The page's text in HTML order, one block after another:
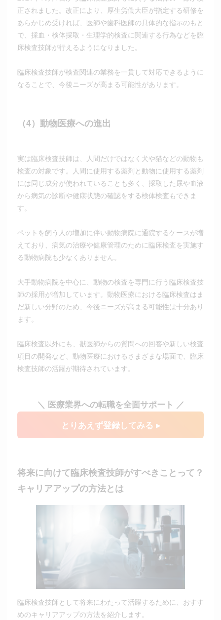
正されました。改正により、厚生労働大臣が指定する研修を
あらかじめ受ければ、医師や歯科医師の具体的な指示のもと
で、採血・検体採取・生理学的検査に関連する行為などを臨
床検査技師が行えるようになりました。
臨床検査技師が検査関連の業務を一貫して対応できるように
なることで、今後ニーズが高まる可能性があります。
（4）動物医療への進出
実は臨床検査技師は、人間だけではなく犬や猫などの動物も
検査の対象です。人間に使用する薬剤と動物に使用する薬剤
には同じ成分が使われていることも多く、採取した尿や血液
から病気の診断や健康状態の確認をする検体検査もできま
す。
ペットを飼う人の増加に伴い動物病院に通院するケースが増
えており、病気の治療や健康管理のために臨床検査を実施す
る動物病院も少なくありません。
大手動物病院を中心に、動物の検査を専門に行う臨床検査技
師の採用が増加しています。動物医療における臨床検査はま
だ新しい分野のため、今後ニーズが高まる可能性は十分あり
ます。
臨床検査以外にも、獣医師からの質問への回答や新しい検査
項目の開発など、動物医療におけるさまざまな場面で、臨床
検査技師の活躍が期待されています。
＼ 医療業界への転職を全面サポート ／
とりあえず登録してみる ▸
将来に向けて臨床検査技師がすべきことって？
キャリアアップの方法とは
臨床検査技師として将来にわたって活躍するために、おすす
めのキャリアアップの方法を紹介します。